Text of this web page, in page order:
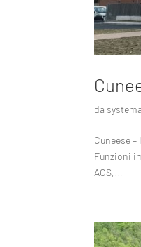
da
Cuneese
Funzioni
ACS,...